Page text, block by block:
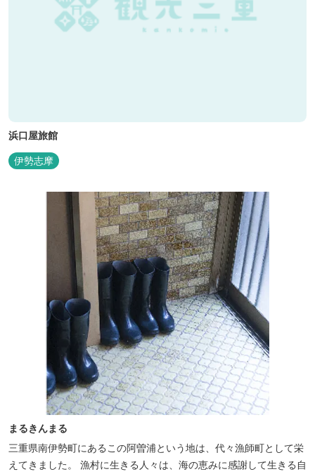
浜口屋旅館
伊勢志摩
まるきんまる
三重県南伊勢町にあるこの阿曽浦という地は、代々漁師町として栄
えてきました。 漁村に生きる人々は、海の恵みに感謝して生きる自